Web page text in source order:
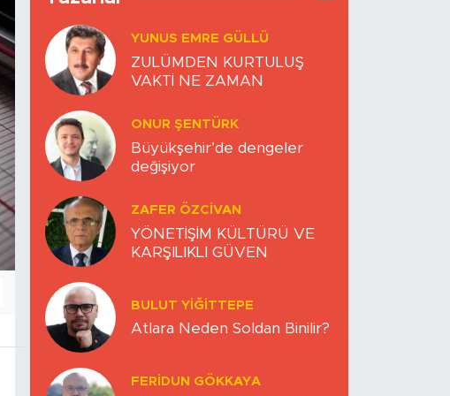
YUNUS EMRE GÜLLÜ
ZULÜMDEN KURTULUŞ
VAKTİ NE ZAMAN
ONUR ŞENTÜRK
Büyükşehir’de dengeler
değişiyor
ZAFER ÖZCIVAN
YÖNETİŞİM KÜLTÜRÜ VE
KARŞILIKLI GÜVEN
BULUT YİĞİTTEPE
Atlara Neden Soldan Binilir?
FERIDUN GÖKKAYA